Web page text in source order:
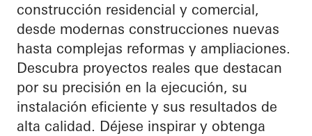
construcción residencial y comercial,
desde modernas construcciones nuevas
hasta complejas reformas y ampliaciones.
Descubra proyectos reales que destacan
por su precisión en la ejecución, su
instalación eficiente y sus resultados de
alta calidad. Déjese inspirar y obtenga